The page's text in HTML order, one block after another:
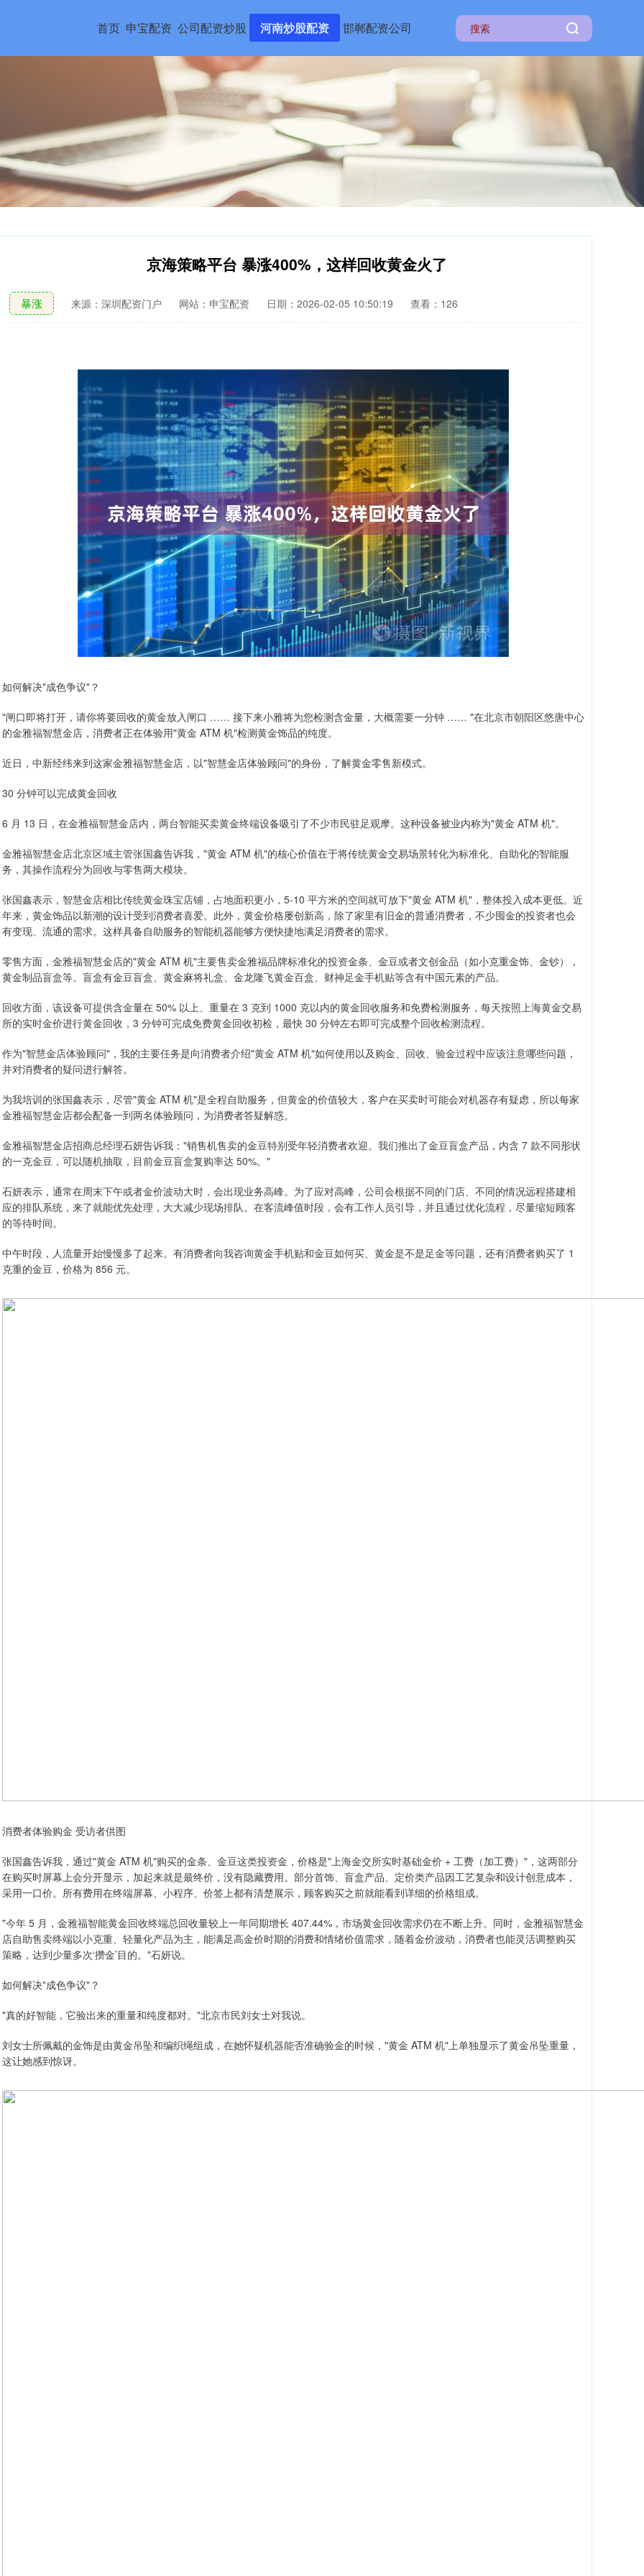
首页 申宝配资 公司配资炒股 河南炒股配资 邯郸配资公司
京海策略平台 暴涨400%，这样回收黄金火了
暴涨 来源：深圳配资门户 网站：申宝配资 日期：2026-02-05 10:50:19 查看：126
如何解决"成色争议"？
"闸口即将打开，请你将要回收的黄金放入闸口 …… 接下来小雅将为您检测含金量，大概需要一分钟 …… "在北京市朝阳区悠唐中心
的金雅福智慧金店，消费者正在体验用"黄金 ATM 机"检测黄金饰品的纯度。
近日，中新经纬来到这家金雅福智慧金店，以"智慧金店体验顾问"的身份，了解黄金零售新模式。
30 分钟可以完成黄金回收
6 月 13 日，在金雅福智慧金店内，两台智能买卖黄金终端设备吸引了不少市民驻足观摩。这种设备被业内称为"黄金 ATM 机"。
金雅福智慧金店北京区域主管张国鑫告诉我，"黄金 ATM 机"的核心价值在于将传统黄金交易场景转化为标准化、自助化的智能服
务，其操作流程分为回收与零售两大模块。
张国鑫表示，智慧金店相比传统黄金珠宝店铺，占地面积更小，5-10 平方米的空间就可放下"黄金 ATM 机"，整体投入成本更低。近
年来，黄金饰品以新潮的设计受到消费者喜爱。此外，黄金价格屡创新高，除了家里有旧金的普通消费者，不少囤金的投资者也会
有变现、流通的需求。这样具备自助服务的智能机器能够方便快捷地满足消费者的需求。
零售方面，金雅福智慧金店的"黄金 ATM 机"主要售卖金雅福品牌标准化的投资金条、金豆或者文创金品（如小克重金饰、金钞），
黄金制品盲盒等。盲盒有金豆盲盒、黄金麻将礼盒、金龙隆飞黄金百盒、财神足金手机贴等含有中国元素的产品。
回收方面，该设备可提供含金量在 50% 以上、重量在 3 克到 1000 克以内的黄金回收服务和免费检测服务，每天按照上海黄金交易
所的实时金价进行黄金回收，3 分钟可完成免费黄金回收初检，最快 30 分钟左右即可完成整个回收检测流程。
作为"智慧金店体验顾问"，我的主要任务是向消费者介绍"黄金 ATM 机"如何使用以及购金、回收、验金过程中应该注意哪些问题，
并对消费者的疑问进行解答。
为我培训的张国鑫表示，尽管"黄金 ATM 机"是全程自助服务，但黄金的价值较大，客户在买卖时可能会对机器存有疑虑，所以每家
金雅福智慧金店都会配备一到两名体验顾问，为消费者答疑解惑。
金雅福智慧金店招商总经理石妍告诉我："销售机售卖的金豆特别受年轻消费者欢迎。我们推出了金豆盲盒产品，内含 7 款不同形状
的一克金豆，可以随机抽取，目前金豆盲盒复购率达 50%。"
石妍表示，通常在周末下午或者金价波动大时，会出现业务高峰。为了应对高峰，公司会根据不同的门店、不同的情况远程搭建相
应的排队系统，来了就能优先处理，大大减少现场排队。在客流峰值时段，会有工作人员引导，并且通过优化流程，尽量缩短顾客
的等待时间。
中午时段，人流量开始慢慢多了起来。有消费者向我咨询黄金手机贴和金豆如何买、黄金是不是足金等问题，还有消费者购买了 1
克重的金豆，价格为 856 元。
消费者体验购金 受访者供图
张国鑫告诉我，通过"黄金 ATM 机"购买的金条、金豆这类投资金，价格是"上海金交所实时基础金价 + 工费（加工费）"，这两部分
在购买时屏幕上会分开显示，加起来就是最终价，没有隐藏费用。部分首饰、盲盒产品、定价类产品因工艺复杂和设计创意成本，
采用一口价。所有费用在终端屏幕、小程序、价签上都有清楚展示，顾客购买之前就能看到详细的价格组成。
"今年 5 月，金雅福智能黄金回收终端总回收量较上一年同期增长 407.44%，市场黄金回收需求仍在不断上升。同时，金雅福智慧金
店自助售卖终端以小克重、轻量化产品为主，能满足高金价时期的消费和情绪价值需求，随着金价波动，消费者也能灵活调整购买
策略，达到少量多次‘攒金’目的。"石妍说。
如何解决"成色争议"？
"真的好智能，它验出来的重量和纯度都对。"北京市民刘女士对我说。
刘女士所佩戴的金饰是由黄金吊坠和编织绳组成，在她怀疑机器能否准确验金的时候，"黄金 ATM 机"上单独显示了黄金吊坠重量，
这让她感到惊讶。